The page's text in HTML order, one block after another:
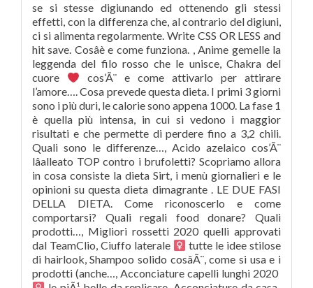
se si stesse digiunando ed ottenendo gli stessi
effetti, con la differenza che, al contrario del digiuni,
ci si alimenta regolarmente. Write CSS OR LESS and
hit save. Cosâè e come funziona. , Anime gemelle la
leggenda del filo rosso che le unisce, Chakra del
cuore
cos’Ã¨ e come attivarlo per attirare
l’amore…. Cosa prevede questa dieta. I primi 3 giorni
sono i più duri, le calorie sono appena 1000. La fase 1
è quella più intensa, in cui si vedono i maggior
risultati e che permette di perdere fino a 3,2 chili.
Quali sono le differenze…, Acido azelaico cos’Ã¨
lâalleato TOP contro i brufoletti? Scopriamo allora
in cosa consiste la dieta Sirt, i menù giornalieri e le
opinioni su questa dieta dimagrante . LE DUE FASI
DELLA DIETA. Come riconoscerlo e come
comportarsi? Quali regali food donare? Quali
prodotti…, Migliori rossetti 2020 quelli approvati
dal TeamClio, Ciuffo laterale ‍
tutte le idee stilose
di hairlook, Shampoo solido cosâÃ¨, come si usa e i
prodotti (anche…, Acconciature capelli lunghi 2020 ‍